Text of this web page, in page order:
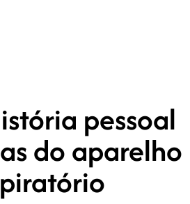
pessoal
do aparelho